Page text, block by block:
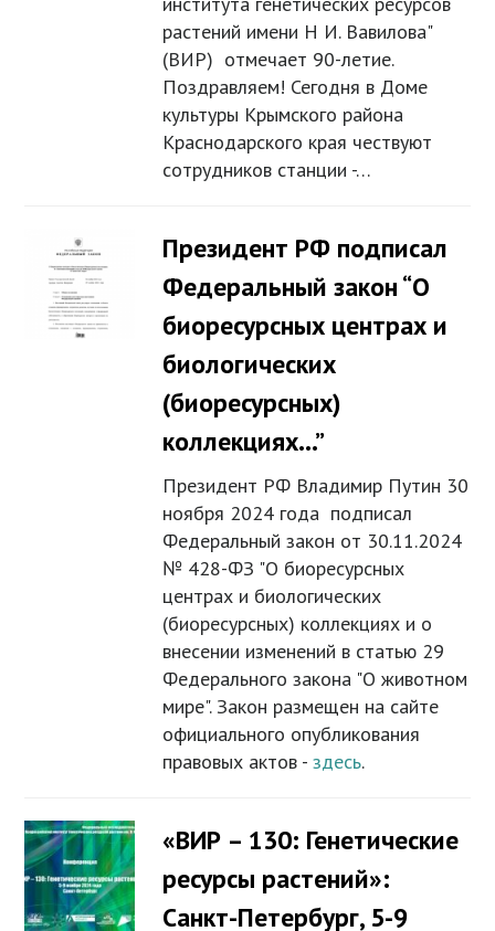
растений имени Н И. Вавилова"
(ВИР) отмечает 90-летие.
Поздравляем! Сегодня в Доме
культуры Крымского района
Краснодарского края чествуют
сотрудников станции -…
Президент РФ подписал
Федеральный закон “О
биоресурсных центрах и
биологических
(биоресурсных)
коллекциях…”
Президент РФ Владимир Путин 30
ноября 2024 года подписал
Федеральный закон от 30.11.2024
№ 428-ФЗ "О биоресурсных
центрах и биологических
(биоресурсных) коллекциях и о
внесении изменений в статью 29
Федерального закона "О животном
мире". Закон размещен на сайте
официального опубликования
правовых актов -здесь.
«ВИР – 130: Генетические
ресурсы растений»:
Санкт-Петербург, 5-9